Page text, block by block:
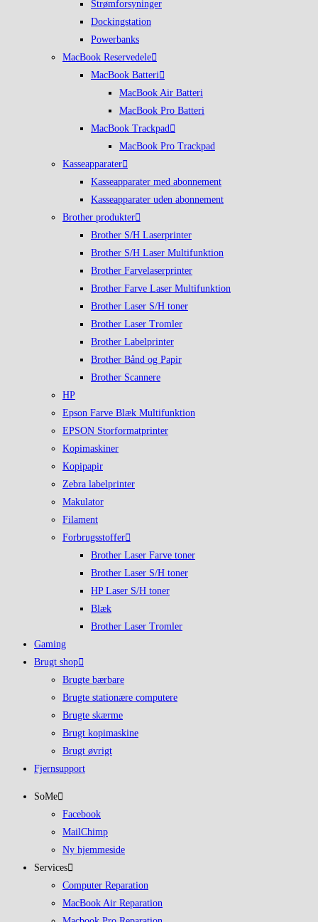
Strømforsyninger
Dockingstation
Powerbanks
MacBook Reservedele
MacBook Batteri
MacBook Air Batteri
MacBook Pro Batteri
MacBook Trackpad
MacBook Pro Trackpad
Kasseapparater
Kasseapparater med abonnement
Kasseapparater uden abonnement
Brother produkter
Brother S/H Laserprinter
Brother S/H Laser Multifunktion
Brother Farvelaserprinter
Brother Farve Laser Multifunktion
Brother Laser S/H toner
Brother Laser Tromler
Brother Labelprinter
Brother Bånd og Papir
Brother Scannere
HP
Epson Farve Blæk Multifunktion
EPSON Storformatprinter
Kopimaskiner
Kopipapir
Zebra labelprinter
Makulator
Filament
Forbrugsstoffer
Brother Laser Farve toner
Brother Laser S/H toner
HP Laser S/H toner
Blæk
Brother Laser Tromler
Gaming
Brugt shop
Brugte bærbare
Brugte stationære computere
Brugte skærme
Brugt kopimaskine
Brugt øvrigt
Fjernsupport
SoMe
Facebook
MailChimp
Ny hjemmeside
Services
Computer Reparation
MacBook Air Reparation